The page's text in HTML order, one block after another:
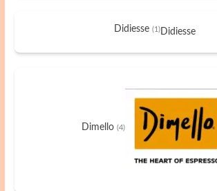
Didiesse (1)Didiesse
Dimello (4)